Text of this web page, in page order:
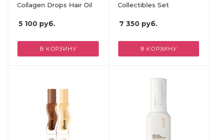
Collagen Drops Hair Oil
5 100 руб.
В КОРЗИНУ
Collectibles Set
7 350руб.
В КОРЗИНУ